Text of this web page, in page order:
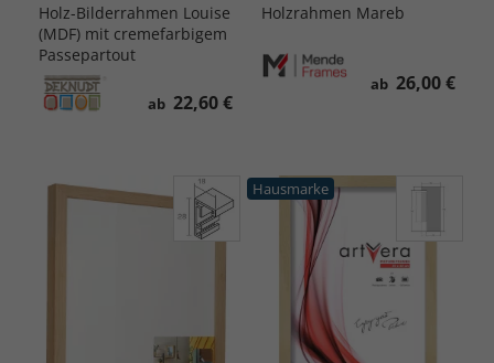
Holz-Bilderrahmen Louise
(MDF) mit cremefarbigem
Passepartout
ab 22,60 €
Holzrahmen Mareb
ab 26,00 €
Hausmarke